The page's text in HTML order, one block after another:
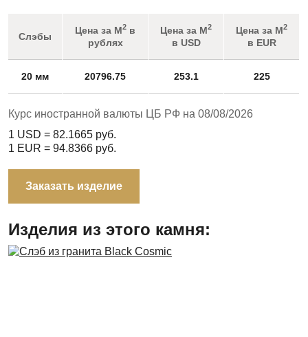
Слэбы
Цена за М2 в
рублях
Цена за М2
в USD
Цена за М2
в EUR
20 мм 20796.75 253.1 225
Курс иностранной валюты ЦБ РФ на 08/08/2026
1 USD = 82.1665 руб.
1 EUR = 94.8366 руб.
Заказать изделие
Изделия из этого камня: